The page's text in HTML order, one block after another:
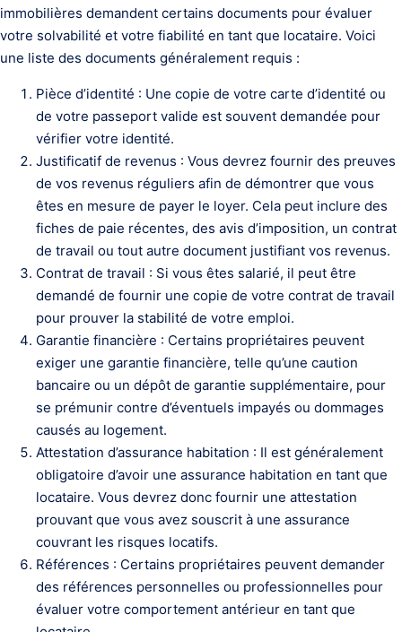
immobilières demandent certains documents pour évaluer
votre solvabilité et votre fiabilité en tant que locataire. Voici
une liste des documents généralement requis :
Pièce d’identité : Une copie de votre carte d’identité ou
de votre passeport valide est souvent demandée pour
vérifier votre identité.
Justificatif de revenus : Vous devrez fournir des preuves
de vos revenus réguliers afin de démontrer que vous
êtes en mesure de payer le loyer. Cela peut inclure des
fiches de paie récentes, des avis d’imposition, un contrat
de travail ou tout autre document justifiant vos revenus.
Contrat de travail : Si vous êtes salarié, il peut être
demandé de fournir une copie de votre contrat de travail
pour prouver la stabilité de votre emploi.
Garantie financière : Certains propriétaires peuvent
exiger une garantie financière, telle qu’une caution
bancaire ou un dépôt de garantie supplémentaire, pour
se prémunir contre d’éventuels impayés ou dommages
causés au logement.
Attestation d’assurance habitation : Il est généralement
obligatoire d’avoir une assurance habitation en tant que
locataire. Vous devrez donc fournir une attestation
prouvant que vous avez souscrit à une assurance
couvrant les risques locatifs.
Références : Certains propriétaires peuvent demander
des références personnelles ou professionnelles pour
évaluer votre comportement antérieur en tant que